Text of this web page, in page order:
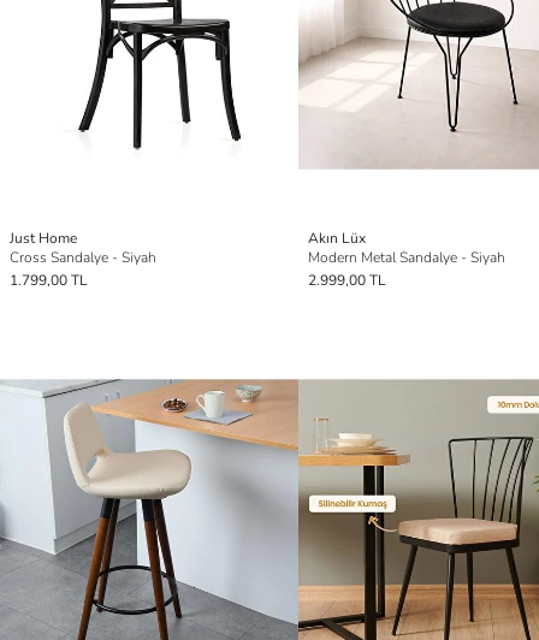
Just Home
Cross Sandalye - Siyah
1.799,00 TL
Akın Lüx
Modern Metal Sandalye - Siyah
2.999,00 TL